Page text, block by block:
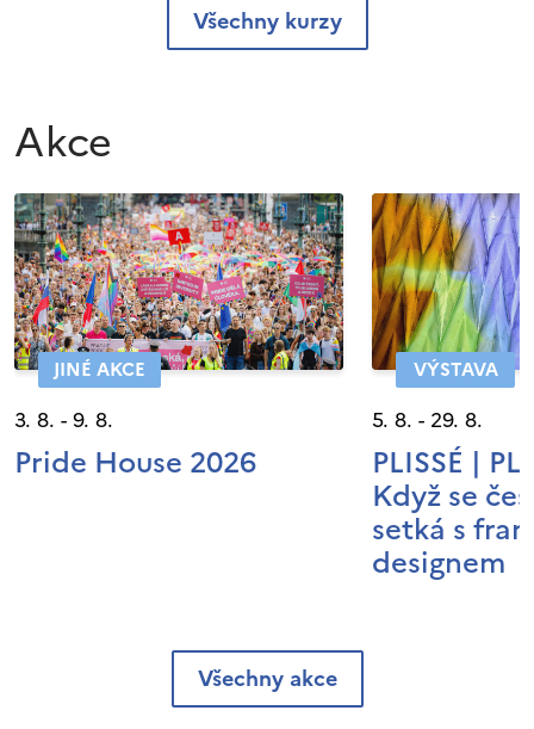
Všechny kurzy
Akce
JINÉ AKCE
3. 8. - 9. 8.
Pride House 2026
VÝSTAVA
5. 8. - 29. 8.
PLISSÉ |
Když se
setká s
designem
Všechny akce